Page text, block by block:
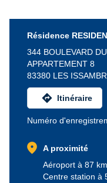
Résidence
344 BOULEVARD
APPARTEMENT 8
83380 LES
directions Itinéraire
Numéro
location_on
A proximité
Aéroport à 87 km
Centre station à